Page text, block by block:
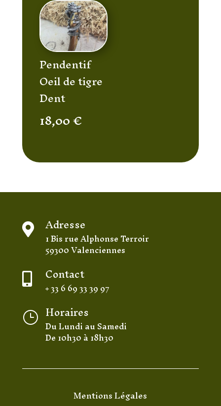
Pendentif
Oeil de tigre
Dent
18,00€
 Adresse
1 Bis rue Alphonse Terroir
59300 Valenciennes
 Contact
+ 33 6 69 33 39 97
} Horaires
Du Lundi au Samedi
De 10h30 à 18h30
Mentions Légales